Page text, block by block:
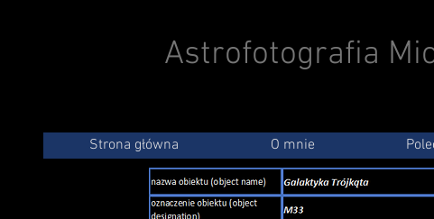
Astrofotografia
Strona główna O mnie